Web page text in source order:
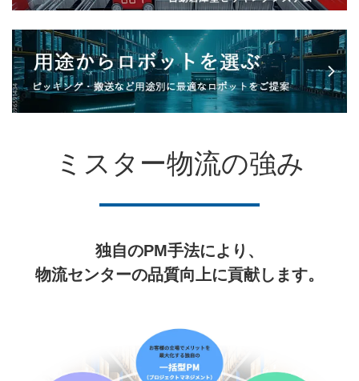
ミスター物流の強み
独自のPM手法により、
物流センターの品質向上に貢献します。